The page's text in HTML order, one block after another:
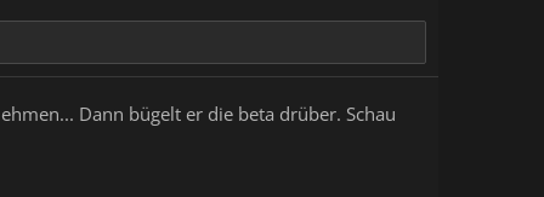
Dann bügelt er die beta drüber. Schau